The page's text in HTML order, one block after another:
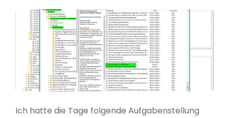
Ich hatte die Tage folgende Aufgabenstellung